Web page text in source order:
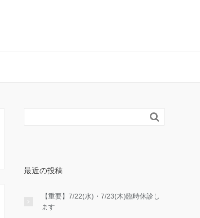

最近の投稿
【重要】7/22(水)・7/23(木)臨時休診し
ます